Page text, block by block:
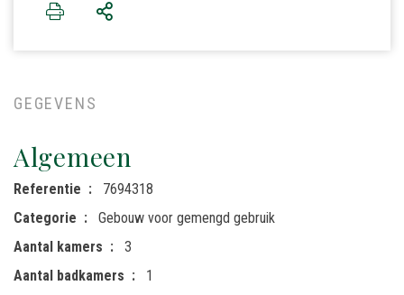
GEGEVENS
Algemeen
Referentie
7694318
Categorie
Gebouw voor gemengd gebruik
Aantal kamers
3
Aantal badkamers
1